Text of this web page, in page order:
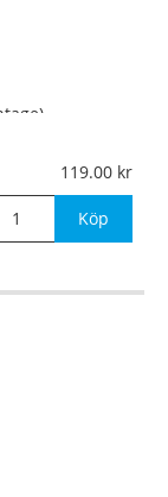
119.00
Köp